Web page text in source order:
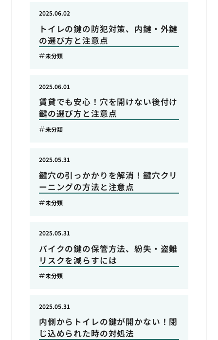
トイレの鍵の防犯対策、内鍵・外鍵
の選び方と注意点
2025.06.02
未分類
賃貸でも安心！穴を開けない後付け
鍵の選び方と注意点
2025.06.01
未分類
鍵穴の引っかかりを解消！鍵穴クリ
ーニングの方法と注意点
2025.05.31
未分類
バイクの鍵の保管方法、紛失・盗難
リスクを減らすには
2025.05.31
未分類
内側からトイレの鍵が開かない！閉
じ込められた時の対処法
2025.05.31